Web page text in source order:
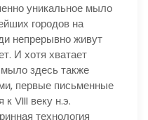
уникальное мыло
городов на
непрерывно живут
И хотя хватает
здесь также
первые письменные
VIII веку н.э.
технология